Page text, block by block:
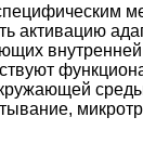
активацию